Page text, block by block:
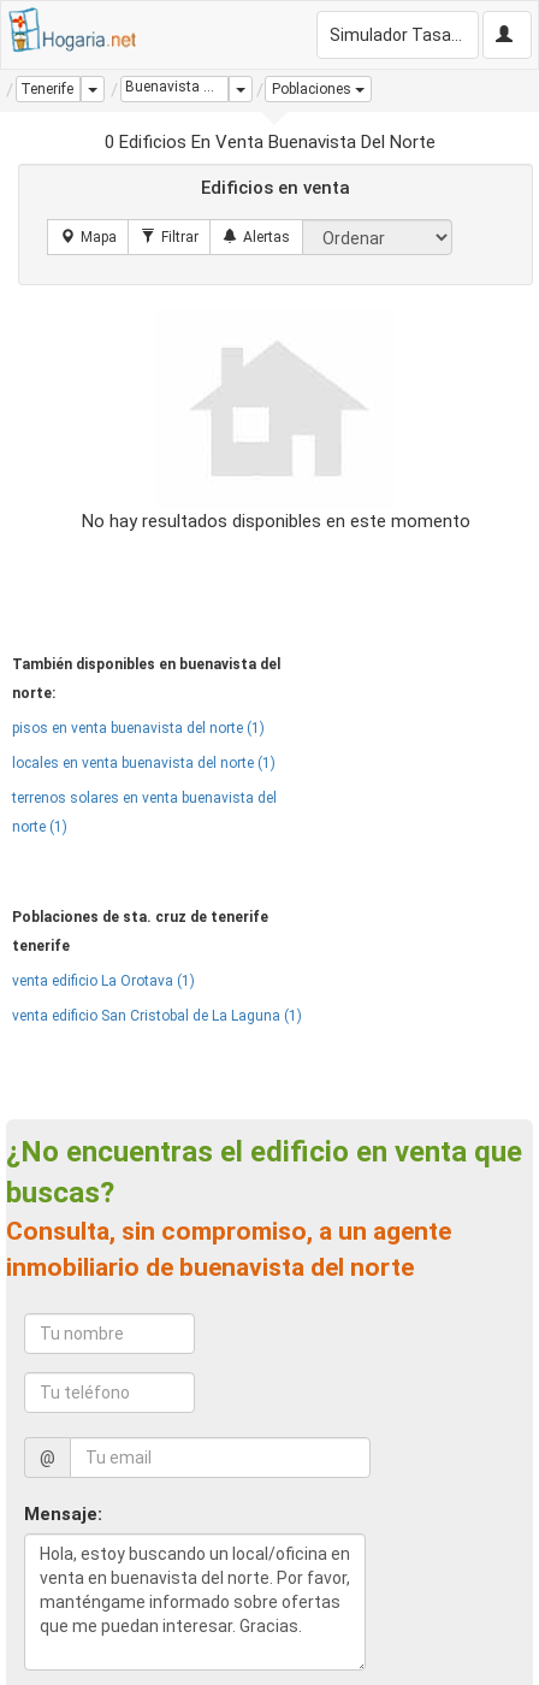
Tenerife Dropdown Buenavista Del Norte Dropdown
Poblaciones
0 Edificios En Venta Buenavista Del Norte
Edificios en venta
No hay resultados disponibles en este momento
También disponibles en buenavista del
norte:
pisos en venta buenavista del norte (1)
locales en venta buenavista del norte (1)
terrenos solares en venta buenavista del
norte (1)
Poblaciones de sta. cruz de tenerife
tenerife
venta edificio La Orotava (1)
venta edificio San Cristobal de La Laguna (1)
¿No encuentras el edificio en venta que
buscas?
Consulta, sin compromiso, a un agente
inmobiliario de buenavista del norte
@
Mensaje: